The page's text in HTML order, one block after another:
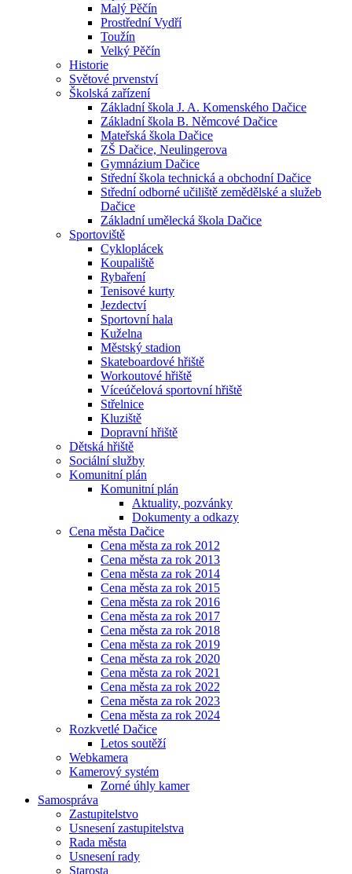
Malý Pěčín
Prostřední Vydří
Toužín
Velký Pěčín
Historie
Světové prvenství
Školská zařízení
Základní škola J. A. Komenského Dačice
Základní škola B. Němcové Dačice
Mateřská škola Dačice
ZŠ Dačice, Neulingerova
Gymnázium Dačice
Střední škola technická a obchodní Dačice
Střední odborné učiliště zemědělské a služeb
Dačice
Základní umělecká škola Dačice
Sportoviště
Cykloplácek
Koupaliště
Rybaření
Tenisové kurty
Jezdectví
Sportovní hala
Kuželna
Městský stadion
Skateboardové hřiště
Workoutové hřiště
Víceúčelová sportovní hřiště
Střelnice
Kluziště
Dopravní hřiště
Dětská hřiště
Sociální služby
Komunitní plán
Komunitní plán
Aktuality, pozvánky
Dokumenty a odkazy
Cena města Dačice
Cena města za rok 2012
Cena města za rok 2013
Cena města za rok 2014
Cena města za rok 2015
Cena města za rok 2016
Cena města za rok 2017
Cena města za rok 2018
Cena města za rok 2019
Cena města za rok 2020
Cena města za rok 2021
Cena města za rok 2022
Cena města za rok 2023
Cena města za rok 2024
Rozkvetlé Dačice
Letos soutěží
Webkamera
Kamerový systém
Zorné úhly kamer
Samospráva
Zastupitelstvo
Usnesení zastupitelstva
Rada města
Usnesení rady
Starosta